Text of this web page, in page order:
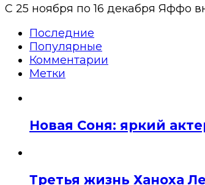
С 25 ноября по 16 декабря Яффо
Последние
Популярные
Комментарии
Метки
Новая Соня: яркий
Третья жизнь Ханоха